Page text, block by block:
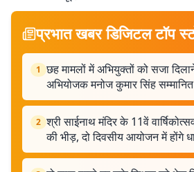
प्रभात खबर डिजिटल टॉप
1 छह मामलों में अभियुक्तों को सजा
अभियोजक मनोज कुमार सिंह सम्मानित
2 श्री साईनाथ मंदिर के 11वें
की भीड़, दो दिवसीय आयोजन में होंगे